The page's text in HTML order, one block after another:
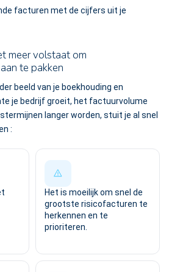
facturen met de cijfers uit je
meer volstaat om
te pakken
beeld van je boekhouding en
je bedrijf groeit, het factuurvolume
langer worden, stuit je al snel
:
Het is moeilijk om snel de
grootste risicofacturen te
herkennen en te
prioriteren.